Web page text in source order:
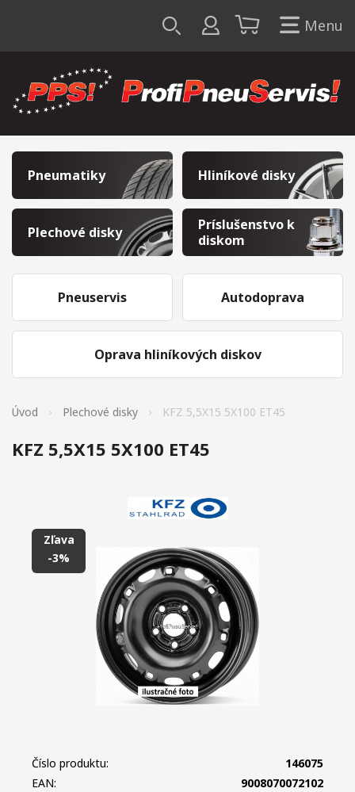
Menu
Pneumatiky Hliníkové disky
Plechové disky
Príslušenstvo k
diskom
Pneuservis
Oprava hliníkových diskov
Autodoprava
Úvod Plechové disky KFZ 5,5X15 5X100 ET45
KFZ 5,5X15 5X100 ET45
Zľava
-3%
Číslo produktu:
146075
EAN:
9008070072102